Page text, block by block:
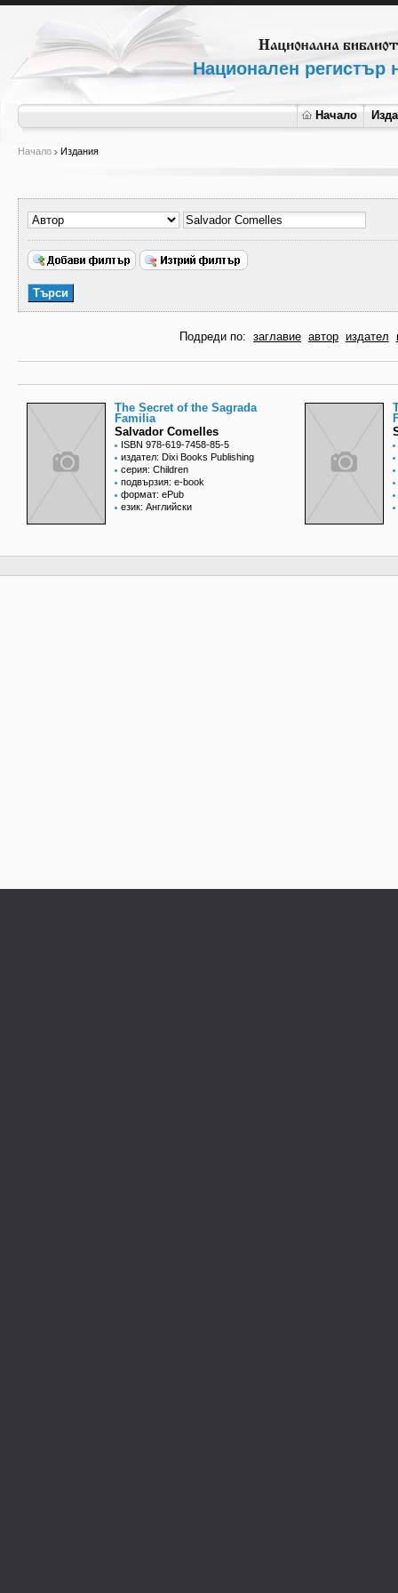
Национален регистър
Начало
Начало Издания
Подреди по: заглавие автор издател
The Secret of the Sagrada
Familia
Salvador Comelles
ISBN 978-619-7458-85-5
издател: Dixi Books Publishing
серия: Children
подвързия: e-book
формат: ePub
език: Английски